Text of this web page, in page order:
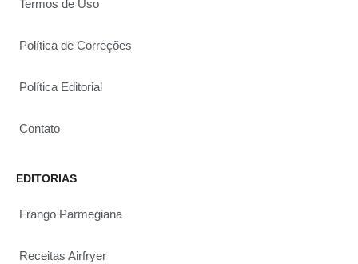
Termos de Uso
Política de Correções
Política Editorial
Contato
EDITORIAS
Frango Parmegiana
Receitas Airfryer